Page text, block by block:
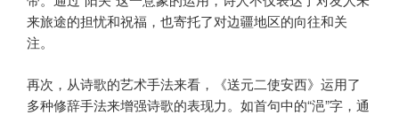
来旅途的担忧和祝福，也寄托了对边疆地区的向往和关
注。
再次，从诗歌的艺术手法来看，《送元二使安西》运用了
多种修辞手法来增强诗歌的表现力。如首句中的“浥”字，通